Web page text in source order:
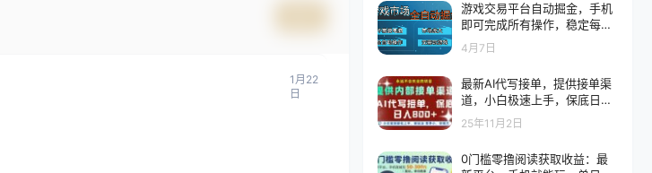
1月22
日
游戏交易平台自动掘金，手机
即可完成所有操作，稳定每日
300+
4月7日
最新AI代写接单，提供接单渠
道，小白极速上手，保底日入
8张，永远不会失业的项目
25年11月2日
0门槛零撸阅读获取收益：最